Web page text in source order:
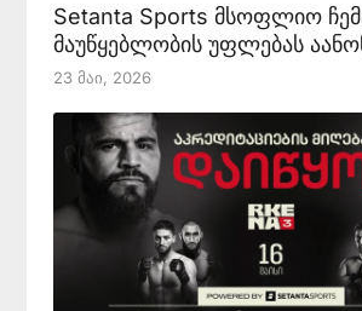
Setanta Sports მსოფლიო
მაუწყებლობის უფლებას
23 Მაი, 2026